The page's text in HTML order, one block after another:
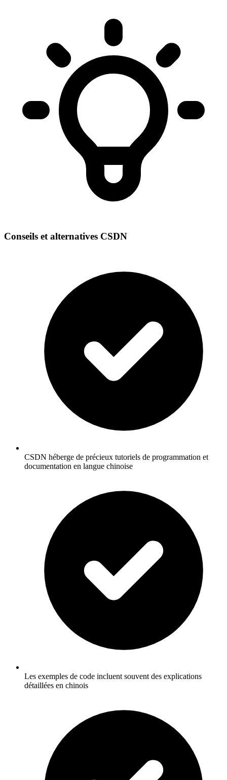
Conseils et alternatives CSDN
CSDN héberge de précieux tutoriels de programmation et
documentation en langue chinoise
Les exemples de code incluent souvent des explications
détaillées en chinois